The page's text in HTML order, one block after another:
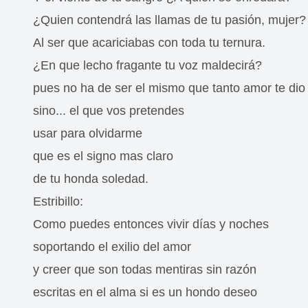
¿Quien contendrá las llamas de tu pasión, mujer?
Al ser que acariciabas con toda tu ternura.
¿En que lecho fragante tu voz maldecirá?
pues no ha de ser el mismo que tanto amor te dio
sino... el que vos pretendes
usar para olvidarme
que es el signo mas claro
de tu honda soledad.
Estribillo:
Como puedes entonces vivir días y noches
soportando el exilio del amor
y creer que son todas mentiras sin razón
escritas en el alma si es un hondo deseo